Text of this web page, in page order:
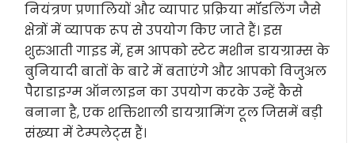
नियंत्रण प्रणालियों और व्यापार प्रक्रिया मॉडलिंग जैसे
क्षेत्रों में व्यापक रूप से उपयोग किए जाते हैं। इस
शुरुआती गाइड में, हम आपको स्टेट मशीन डायग्राम्स के
बुनियादी बातों के बारे में बताएंगे और आपको विजुअल
पैराडाइग्म ऑनलाइन का उपयोग करके उन्हें कैसे
बनाना है, एक शक्तिशाली डायग्रामिंग टूल जिसमें बड़ी
संख्या में टेम्पलेट्स हैं।